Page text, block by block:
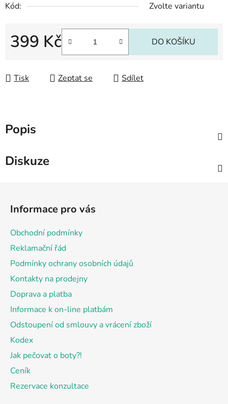
Kód:
Zvolte variantu
399 Kč DO KOŠÍKU
Tisk Zeptat se Sdílet
Popis
Diskuze
Informace pro vás
Obchodní podmínky
Reklamační řád
Podmínky ochrany osobních údajů
Kontakty na prodejny
Doprava a platba
Informace k on-line platbám
Odstoupení od smlouvy a vrácení zboží
Kodex
Jak pečovat o boty?!
Ceník
Rezervace konzultace